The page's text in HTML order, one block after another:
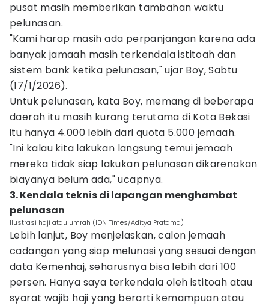
pusat masih memberikan tambahan waktu
pelunasan.
"Kami harap masih ada perpanjangan karena ada
banyak jamaah masih terkendala istitoah dan
sistem bank ketika pelunasan," ujar Boy, Sabtu
(17/1/2026).
Untuk pelunasan, kata Boy, memang di beberapa
daerah itu masih kurang terutama di Kota Bekasi
itu hanya 4.000 lebih dari quota 5.000 jemaah.
"Ini kalau kita lakukan langsung temui jemaah
mereka tidak siap lakukan pelunasan dikarenakan
biayanya belum ada," ucapnya.
3. Kendala teknis di lapangan menghambat
pelunasan
Ilustrasi haji atau umrah (IDN Times/Aditya Pratama)
Lebih lanjut, Boy menjelaskan, calon jemaah
cadangan yang siap melunasi yang sesuai dengan
data Kemenhaj, seharusnya bisa lebih dari 100
persen. Hanya saya terkendala oleh istitoah atau
syarat wajib haji yang berarti kemampuan atau